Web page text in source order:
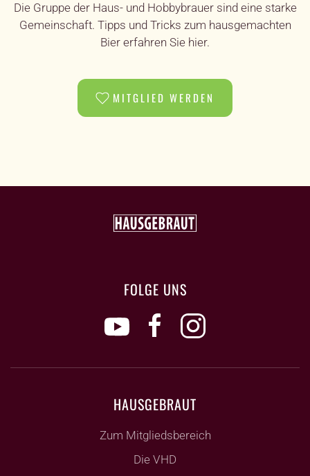
Die Gruppe der Haus- und Hobbybrauer sind eine starke
Gemeinschaft. Tipps und Tricks zum hausgemachten
Bier erfahren Sie hier.
MITGLIED WERDEN
FOLGE UNS
HAUSGEBRAUT
Zum Mitgliedsbereich
Die VHD